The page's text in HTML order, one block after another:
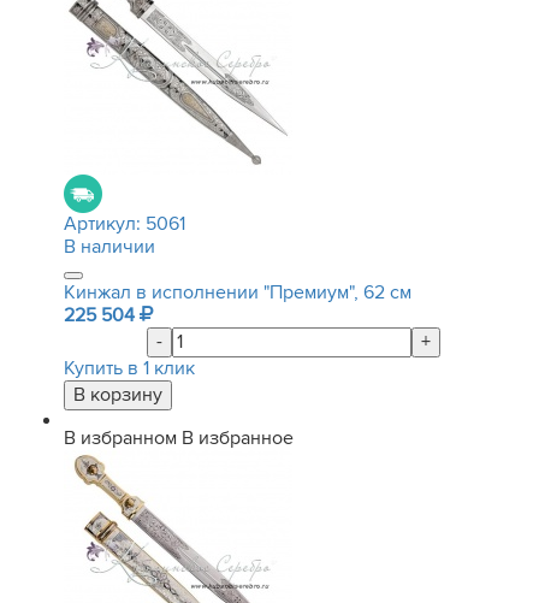
Артикул: 5061
В наличии
Кинжал в исполнении "Премиум", 62 см
225 504
-
+
Купить в 1 клик
В избранном В избранное